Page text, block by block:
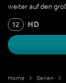
weiter auf den
12 HD
Home Serien